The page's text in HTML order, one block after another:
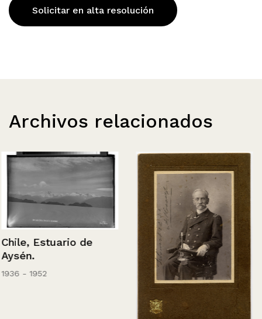
Solicitar en alta resolución
Archivos relacionados
Chile, Estuario de
Aysén.
1936 - 1952